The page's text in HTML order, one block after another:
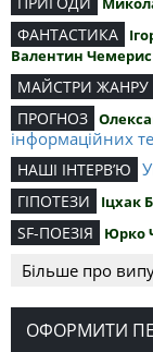
ФАНТАСТИКА
Валентин Чемерис
МАЙСТРИ ЖАНРУ
ПРОГНОЗ
інформаційних
НАШІ ІНТЕРВ’Ю
ГІПОТЕЗИ Іцхак
SF-ПОЕЗІЯ Юрко
Більше про
ОФОРМИТИ